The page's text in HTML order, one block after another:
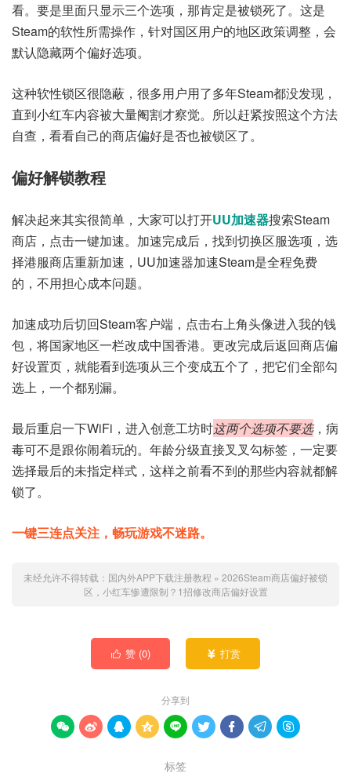
看。要是里面只显示三个选项，那肯定是被锁死了。这是
Steam的软性所需操作，针对国区用户的地区政策调整，会
默认隐藏两个偏好选项。
这种软性锁区很隐蔽，很多用户用了多年Steam都没发现，
直到小红车内容被大量阉割才察觉。所以赶紧按照这个方法
自查，看看自己的商店偏好是否也被锁区了。
偏好解锁教程
解决起来其实很简单，大家可以打开UU加速器搜索Steam
商店，点击一键加速。加速完成后，找到切换区服选项，选
择港服商店重新加速，UU加速器加速Steam是全程免费
的，不用担心成本问题。
加速成功后切回Steam客户端，点击右上角头像进入我的钱
包，将国家地区一栏改成中国香港。更改完成后返回商店偏
好设置页，就能看到选项从三个变成五个了，把它们全部勾
选上，一个都别漏。
最后重启一下WiFi，进入创意工坊时这两个选项不要选，病
毒可不是跟你闹着玩的。年龄分级直接叉叉勾标签，一定要
选择最后的未指定样式，这样之前看不到的那些内容就都解
锁了。
一键三连点关注，畅玩游戏不迷路。
未经允许不得转载： 国内外APP下载注册教程 » 2026Steam商店偏好被锁
区，小红车惨遭限制？1招修改商店偏好设置
 赞 (0)  打赏
分享到
        
标签